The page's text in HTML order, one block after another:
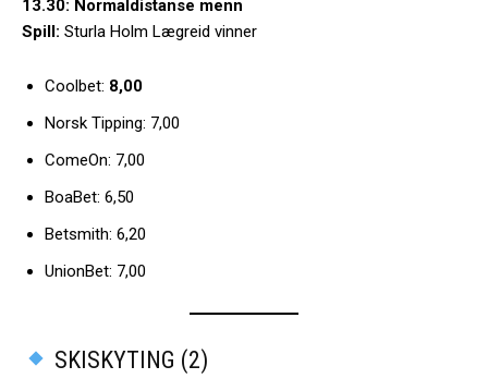
13.30: Normaldistanse menn
Spill: Sturla Holm Lægreid vinner
Coolbet: 8,00
Norsk Tipping: 7,00
ComeOn: 7,00
BoaBet: 6,50
Betsmith: 6,20
UnionBet: 7,00
SKISKYTING (2)